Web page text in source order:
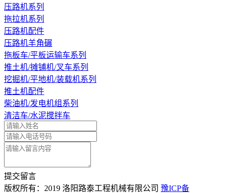
压路机系列
拖拉机系列
压路机配件
压路机羊角碾
拖板车/平板运输车系列
推土机/摊铺机/叉车系列
挖掘机/平地机/装载机系列
推土机配件
柴油机/发电机组系列
清洁车/水泥搅拌车
提交留言
版权所有：2019 洛阳路泰工程机械有限公司 豫ICP备